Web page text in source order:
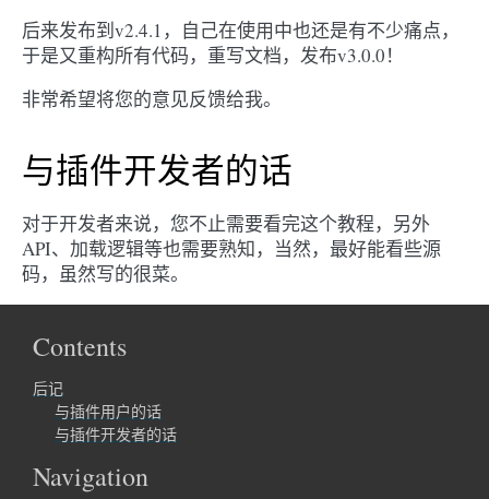
后来发布到v2.4.1，自己在使用中也还是有不少痛点，
于是又重构所有代码，重写文档，发布v3.0.0！
非常希望将您的意见反馈给我。
与插件开发者的话
对于开发者来说，您不止需要看完这个教程，另外
API、加载逻辑等也需要熟知，当然，最好能看些源
码，虽然写的很菜。
Contents
后记
与插件用户的话
与插件开发者的话
Navigation